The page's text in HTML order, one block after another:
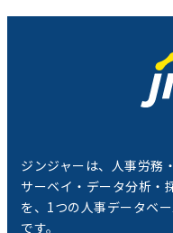
ジンジャーは、人事労務
サーベイ・データ分析・
を、1つの人事データベ
です。